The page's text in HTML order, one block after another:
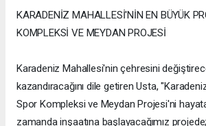
KARADENİZ MAHALLESİ'NİN EN BÜYÜK
KOMPLEKSİ VE MEYDAN PROJESİ
Karadeniz Mahallesi'nin çehresini
kazandıracağını dile getiren Usta,
Spor Kompleksi ve Meydan Projesi'ni
zamanda inşaatına başlayacağımız